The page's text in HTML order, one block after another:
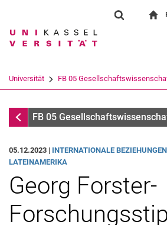
Suchbegriff
Suchen (öffnet
Universität FB 05
Infothek
FB 05
05.12.2023 | INTERNATIONALE
LATEINAMERIKA
Georg Forster-